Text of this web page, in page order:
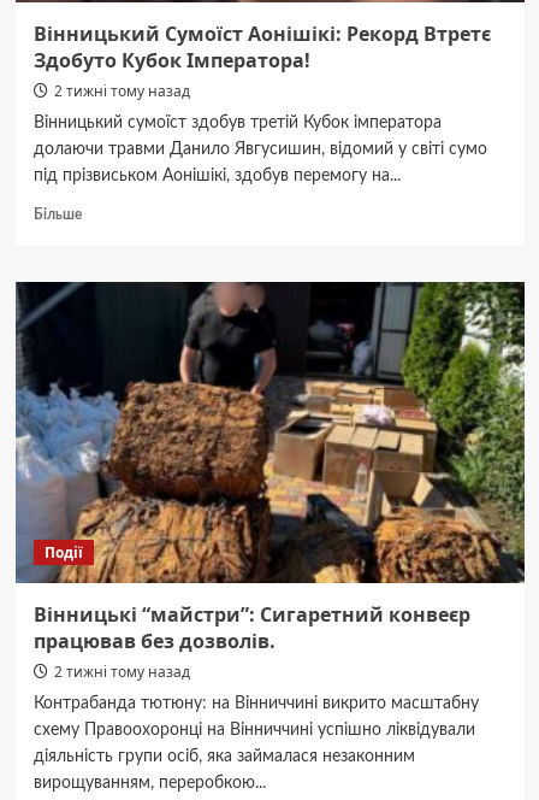
Вінницький Сумоїст Аонішікі: Рекорд Втретє
Здобуто Кубок Імператора!
2 тижні тому назад
Вінницький сумоїст здобув третій Кубок імператора
долаючи травми Данило Явгусишин, відомий у світі сумо
під прізвиськом Аонішікі, здобув перемогу на...
БільшеДокладніше
Сумоїст
Кубок
Імператора!
Події
Вінницькі “майстри”: Сигаретний конвеєр
працював без дозволів.
2 тижні тому назад
Контрабанда тютюну: на Вінниччині викрито масштабну
схему Правоохоронці на Вінниччині успішно ліквідували
діяльність групи осіб, яка займалася незаконним
вирощуванням, переробкою...